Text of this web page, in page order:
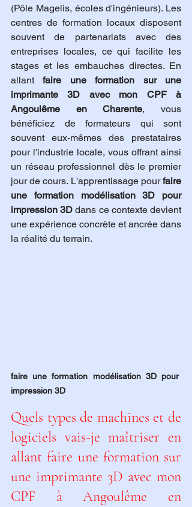
(Pôle Magelis, écoles d'ingénieurs). Les
centres de formation locaux disposent
souvent de partenariats avec des
entreprises locales, ce qui facilite les
stages et les embauches directes. En
allant faire une formation sur une
imprimante 3D avec mon CPF à
Angoulême en Charente, vous
bénéficiez de formateurs qui sont
souvent eux-mêmes des prestataires
pour l'industrie locale, vous offrant ainsi
un réseau professionnel dès le premier
jour de cours. L'apprentissage pour faire
une formation modélisation 3D pour
impression 3D dans ce contexte devient
une expérience concrète et ancrée dans
la réalité du terrain.
faire une formation modélisation 3D pour
impression 3D
Quels types de machines et de
logiciels vais-je maîtriser en
allant faire une formation sur
une imprimante 3D avec mon
CPF à Angoulême en